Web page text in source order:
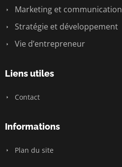
Marketing et communication
Stratégie et développement
Vie d’entrepreneur
Liens utiles
Contact
Informations
Plan du site